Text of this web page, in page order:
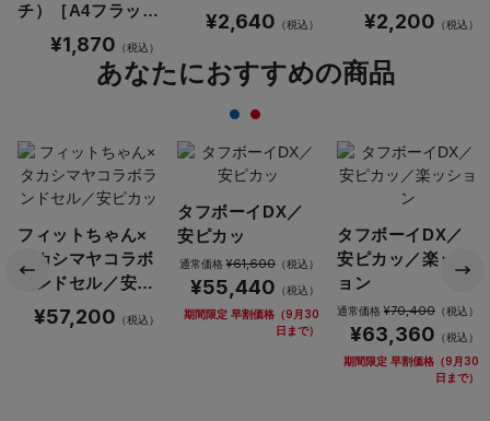
チ）［A4フラット
ファイルサイズ対
応］（FIT-320）
¥1,870 （税込）
フチ)（FIT-333）
¥2,640 （税込）
（FIT-332）
¥2,200 （税込）
あなたにおすすめの商品
フィットちゃん×
タカシマヤコラボ
ランドセル／安ピ
カッ
¥57,200 （税込）
タフボーイDX／
安ピカッ
通常価格 ¥61,600 （税込）
¥55,440 （税込）
期間限定 早割価格（9月30
日まで）
タフボーイDX／
安ピカッ／楽ッシ
ョン
通常価格 ¥70,400 （税込）
¥63,360 （税込）
期間限定 早割価格（9月30
日まで）